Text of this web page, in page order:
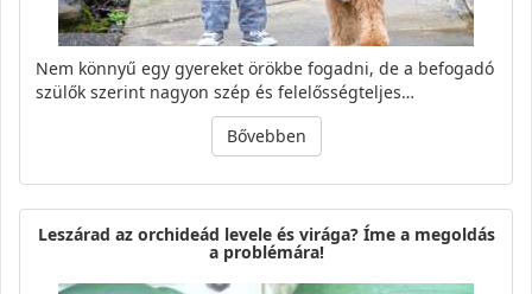
Nem könnyű egy gyereket örökbe fogadni, de a befogadó
szülők szerint nagyon szép és felelősségteljes…
Bővebben
Leszárad az orchideád levele és virága? Íme a megoldás
a problémára!